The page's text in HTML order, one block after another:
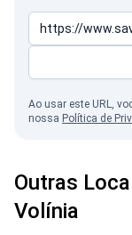
Ao usar este URL,
nossa Política de
Outras
Volínia